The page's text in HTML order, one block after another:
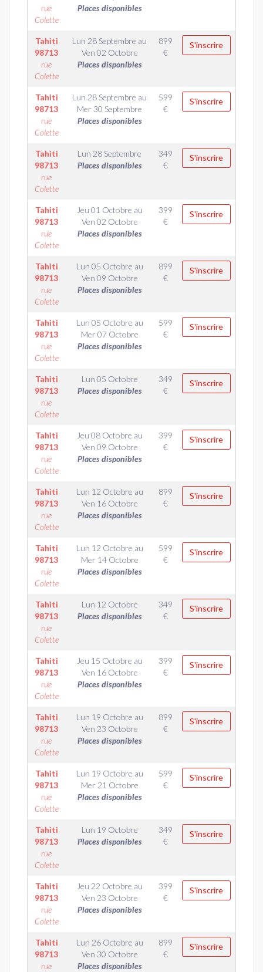
rue
Colette
Places disponibles
Tahiti
98713
rue
Colette
Lun 28 Septembre au
Ven 02 Octobre
Places disponibles
899
€
S'inscrire
Tahiti
98713
rue
Colette
Lun 28 Septembre au
Mer 30 Septembre
Places disponibles
599
€
S'inscrire
Tahiti
98713
rue
Colette
Lun 28 Septembre
Places disponibles
349
€
S'inscrire
Tahiti
98713
rue
Colette
Jeu 01 Octobre au
Ven 02 Octobre
Places disponibles
399
€
S'inscrire
Tahiti
98713
rue
Colette
Lun 05 Octobre au
Ven 09 Octobre
Places disponibles
899
€
S'inscrire
Tahiti
98713
rue
Colette
Lun 05 Octobre au
Mer 07 Octobre
Places disponibles
599
€
S'inscrire
Tahiti
98713
rue
Colette
Lun 05 Octobre
Places disponibles
349
€
S'inscrire
Tahiti
98713
rue
Colette
Jeu 08 Octobre au
Ven 09 Octobre
Places disponibles
399
€
S'inscrire
Tahiti
98713
rue
Colette
Lun 12 Octobre au
Ven 16 Octobre
Places disponibles
899
€
S'inscrire
Tahiti
98713
rue
Colette
Lun 12 Octobre au
Mer 14 Octobre
Places disponibles
599
€
S'inscrire
Tahiti
98713
rue
Colette
Lun 12 Octobre
Places disponibles
349
€
S'inscrire
Tahiti
98713
rue
Colette
Jeu 15 Octobre au
Ven 16 Octobre
Places disponibles
399
€
S'inscrire
Tahiti
98713
rue
Colette
Lun 19 Octobre au
Ven 23 Octobre
Places disponibles
899
€
S'inscrire
Tahiti
98713
rue
Colette
Lun 19 Octobre au
Mer 21 Octobre
Places disponibles
599
€
S'inscrire
Tahiti
98713
rue
Colette
Lun 19 Octobre
Places disponibles
349
€
S'inscrire
Tahiti
98713
rue
Colette
Jeu 22 Octobre au
Ven 23 Octobre
Places disponibles
399
€
S'inscrire
Tahiti
98713
rue
Lun 26 Octobre au
Ven 30 Octobre
Places disponibles
899
€
S'inscrire